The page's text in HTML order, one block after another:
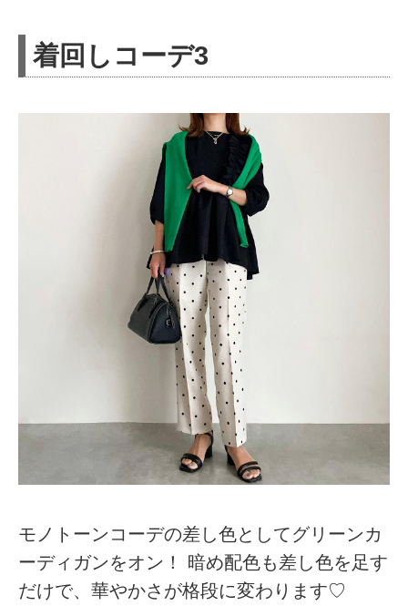
着回しコーデ3
モノトーンコーデの差し色としてグリーンカ
ーディガンをオン！ 暗め配色も差し色を足す
だけで、華やかさが格段に変わります♡